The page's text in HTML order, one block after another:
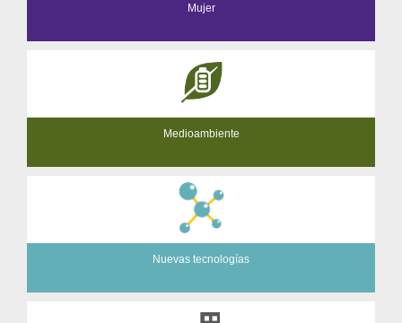
Mujer
Medioambiente
Nuevas tecnologías